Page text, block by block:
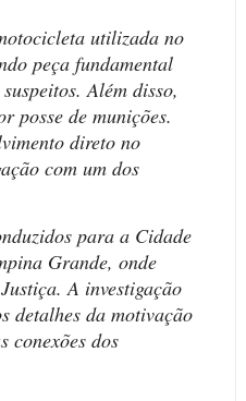
utilizada no
peça fundamental
Além disso,
posse de munições.
direto no
com um dos
para a Cidade
Grande, onde
A investigação
detalhes da motivação
conexões dos